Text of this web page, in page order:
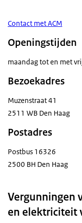
Contact met ACM
Openingstijden
maandag tot en met
Bezoekadres
Muzenstraat 41
2511 WB Den Haag
Postadres
Postbus 16326
2500 BH Den Haag
Vergunningen
en elektriciteit